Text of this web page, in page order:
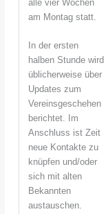
alle vier Wochen
am Montag statt.
In der ersten
halben Stunde wird
üblicherweise über
Updates zum
Vereinsgeschehen
berichtet. Im
Anschluss ist Zeit
neue Kontakte zu
knüpfen und/oder
sich mit alten
Bekannten
austauschen.